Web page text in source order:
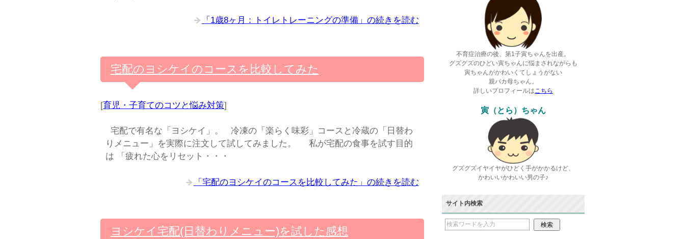
「1歳8ヶ月：トイレトレーニングの準備」の続きを読む
宅配のヨシケイのコースを比較してみた
[育児・子育てのコツと悩み対策]
宅配で有名な「ヨシケイ」。 冷凍の「楽らく味彩」コースと冷蔵の「日替わ
りメニュー」を実際に注文して試してみました。 私が宅配の食事を試す目的
は 「疲れた心をリセット・・・
「宅配のヨシケイのコースを比較してみた」の続きを読む
ヨシケイ宅配(日替わりメニュー)を試した感想
不育症治療の後、第1子寅ちゃんを出産。
グズグズのひどい寅ちゃんに悩まされながらも
寅ちゃんがかわいくてしょうがない
親バカ母ちゃん。
詳しいプロフィールはこちら
寅（とら）ちゃん
グズグズイヤイヤがひどく手がかかるけど、
かわいいかわいい男の子♪
サイト内検索